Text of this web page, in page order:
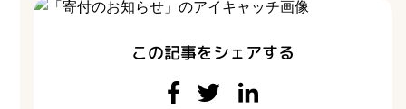
この記事をシェアする